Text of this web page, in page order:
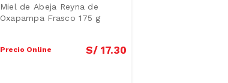
Miel de Abeja Reyna de
Oxapampa Frasco 175 g
Precio Online S/ 17.30